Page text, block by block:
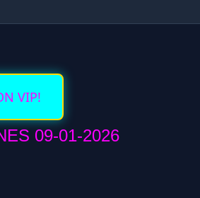
VIP!
09-01-2026